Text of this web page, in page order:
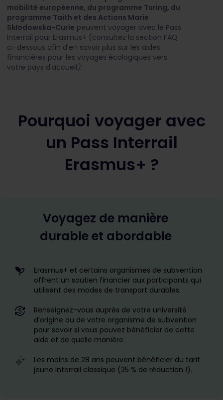
mobilité européenne, du programme Turing, du
programme Taith et des Actions Marie
Skłodowska-Curie peuvent voyager avec le Pass
Interrail pour Erasmus+ (consultez la section FAQ
ci-dessous afin d'en savoir plus sur les aides
financières pour les voyages écologiques vers
votre pays d'accueil ).
Pourquoi voyager avec
un Pass Interrail
Erasmus+ ?
Voyagez de manière
durable et abordable
Erasmus+ et certains organismes de subvention
offrent un soutien financier aux participants qui
utilisent des modes de transport durables.
Renseignez-vous auprès de votre université
d’origine ou de votre organisme de subvention
pour savoir si vous pouvez bénéficier de cette
aide et de quelle manière.
Les moins de 28 ans peuvent bénéficier du tarif
jeune Interrail classique (25 % de réduction !).